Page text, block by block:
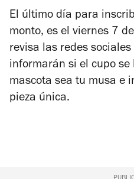
El último día para
monto, es el viernes 7
revisa las redes
informarán si el cupo se
mascota sea tu musa e
pieza única.